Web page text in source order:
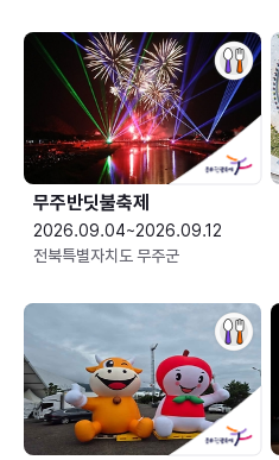
무주반딧불축제
2026.09.04~2026.09.12
전북특별자치도 무주군